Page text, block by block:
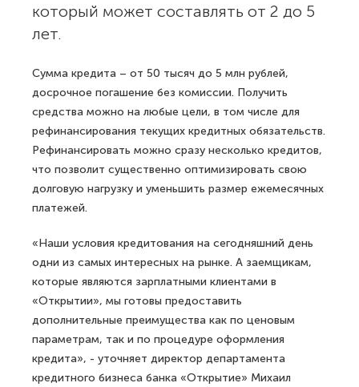
который может составлять от 2 до 5
лет.
Сумма кредита – от 50 тысяч до 5 млн рублей,
досрочное погашение без комиссии. Получить
средства можно на любые цели, в том числе для
рефинансирования текущих кредитных обязательств.
Рефинансировать можно сразу несколько кредитов,
что позволит существенно оптимизировать свою
долговую нагрузку и уменьшить размер ежемесячных
платежей.
«Наши условия кредитования на сегодняшний день
одни из самых интересных на рынке. А заемщикам,
которые являются зарплатными клиентами в
«Открытии», мы готовы предоставить
дополнительные преимущества как по ценовым
параметрам, так и по процедуре оформления
кредита», - уточняет директор департамента
кредитного бизнеса банка «Открытие» Михаил